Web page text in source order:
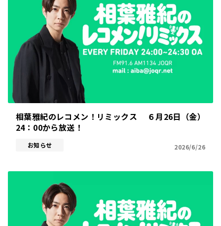
相葉雅紀のレコメン！リミックス ６月26日（金）
24：00から放送！
お知らせ 2026/6/26